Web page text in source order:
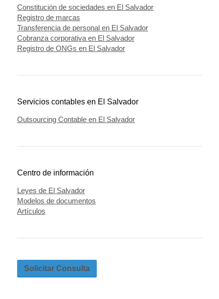
Constitución de sociedades en El Salvador
Registro de marcas
Transferencia de personal en El Salvador
Cobranza corporativa en El Salvador
Registro de ONGs en El Salvador
Servicios contables en El Salvador
Outsourcing Contable en El Salvador
Centro de información
Leyes de El Salvador
Modelos de documentos
Artículos
Solicitar Consulta